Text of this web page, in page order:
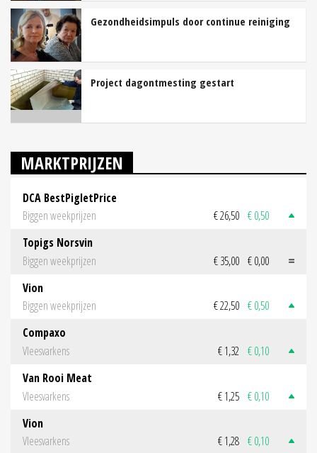
Gezondheidsimpuls door continue reiniging
Project dagontmesting gestart
MARKTPRIJZEN
DCA BestPigletPrice
Biggen weekprijzen
€ 26,50 € 0,50
Topigs Norsvin
Biggen weekprijzen
€ 35,00 € 0,00
Vion
Biggen weekprijzen
€ 22,50 € 0,50
Compaxo
Vleesvarkens
€ 1,32 € 0,10
Van Rooi Meat
Vleesvarkens
€ 1,25 € 0,10
Vion
Vleesvarkens
€ 1,28 € 0,10